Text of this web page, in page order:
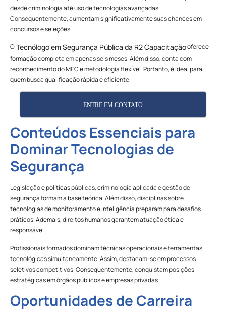
desde criminologia até uso de tecnologias avançadas.
Consequentemente, aumentam significativamente suas chances em
concursos e seleções.
OTecnólogo em Segurança Pública da R2 Capacitaçãooferece
formação completa em apenas seis meses. Além disso, conta com
reconhecimento do MEC e metodologia flexível. Portanto, é ideal para
quem busca qualificação rápida e eficiente.
ENTRE EM CONTATO
Conteúdos Essenciais para
Dominar Tecnologias de
Segurança
Legislação e políticas públicas, criminologia aplicada e gestão de
segurança formam a base teórica. Além disso, disciplinas sobre
tecnologias de monitoramento e inteligência preparam para desafios
práticos. Ademais, direitos humanos garantem atuação ética e
responsável.
Profissionais formados dominam técnicas operacionais e ferramentas
tecnológicas simultaneamente. Assim, destacam-se em processos
seletivos competitivos. Consequentemente, conquistam posições
estratégicas em órgãos públicos e empresas privadas.
Oportunidades de Carreira